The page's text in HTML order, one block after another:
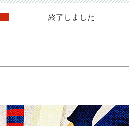
終了しました